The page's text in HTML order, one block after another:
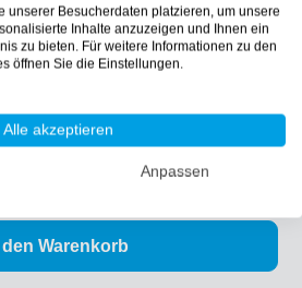
den Warenkorb
unserer Besucherdaten platzieren, um unsere
Inhalte anzuzeigen und Ihnen ein
zu bieten. Für weitere Informationen zu den
öffnen Sie die Einstellungen.
Alle akzeptieren
Anpassen